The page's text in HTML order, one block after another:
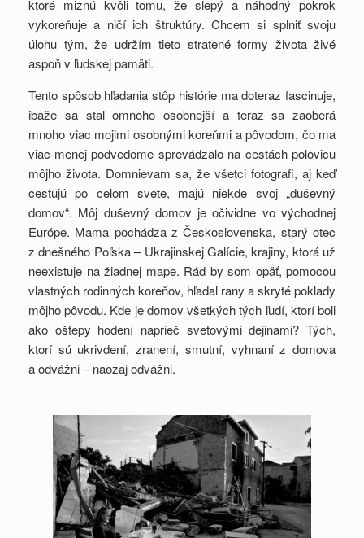
ktoré miznú kvôli tomu, že slepý a náhodný pokrok
vykoreňuje a ničí ich štruktúry. Chcem si splniť svoju
úlohu tým, že udržím tieto stratené formy života živé
aspoň v ľudskej pamäti.
Tento spôsob hľadania stôp histórie ma doteraz fascinuje,
ibaže sa stal omnoho osobnejší a teraz sa zaoberá
mnoho viac mojimi osobnými koreňmi a pôvodom, čo ma
viac-menej podvedome sprevádzalo na cestách polovicu
môjho života. Domnievam sa, že všetci fotografi, aj keď
cestujú po celom svete, majú niekde svoj „duševný
domov“. Môj duševný domov je očividne vo východnej
Európe. Mama pochádza z Československa, starý otec
z dnešného Poľska – Ukrajinskej Galície, krajiny, ktorá už
neexistuje na žiadnej mape. Rád by som opäť, pomocou
vlastných rodinných koreňov, hľadal rany a skryté poklady
môjho pôvodu. Kde je domov všetkých tých ľudí, ktorí boli
ako oštepy hodení naprieč svetovými dejinami? Tých,
ktorí sú ukrivdení, zranení, smutní, vyhnaní z domova
a odvážni – naozaj odvážni.